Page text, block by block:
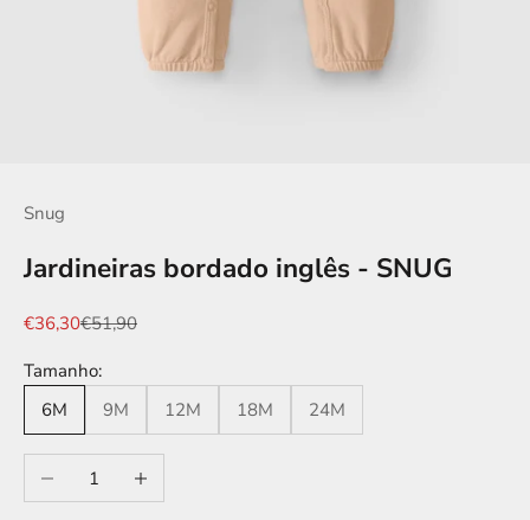
Snug
Jardineiras bordado inglês - SNUG
Preço promocional
€36,30Preço normal
€51,90
Tamanho:
6M
9M 12M 18M 24M
Diminuir quantidadeAumentar quantidade